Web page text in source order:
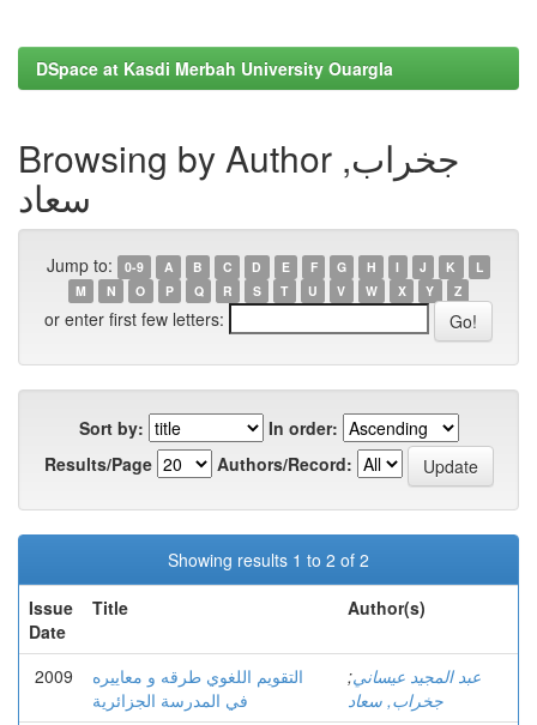
DSpace at Kasdi Merbah University Ouargla
Browsing by Author جخراب,
سعاد
Jump to: 0-9 A B C D E F G H I J K
L
M
N O P Q R S T U V W X Y Z
or enter first few letters:
Sort by:
In order:
Results/Page
Authors/Record:
Showing results 1 to 2 of 2
Issue
Date
Title Author(s)
2009
التقويم اللغوي طرقه و معاييره
في المدرسة الجزائرية
عبد المجيد عيساني;
جخراب, سعاد